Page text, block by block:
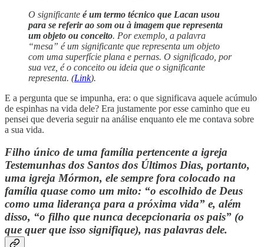
O significante é um termo técnico que Lacan usou
para se referir ao som ou à imagem que representa
um objeto ou conceito. Por exemplo, a palavra
“mesa” é um significante que representa um objeto
com uma superfície plana e pernas. O significado, por
sua vez, é o conceito ou ideia que o significante
representa. (Link).
E a pergunta que se impunha, era: o que significava aquele acúmulo
de espinhas na vida dele? Era justamente por esse caminho que eu
pensei que deveria seguir na análise enquanto ele me contava sobre
a sua vida.
Filho único de uma família pertencente a igreja
Testemunhas dos Santos dos Últimos Dias, portanto,
uma igreja Mórmon, ele sempre fora colocado na
família quase como um mito: “o escolhido de Deus
como uma liderança para a próxima vida” e, além
disso, “o filho que nunca decepcionaria os pais” (o
que quer que isso signifique), nas palavras dele.